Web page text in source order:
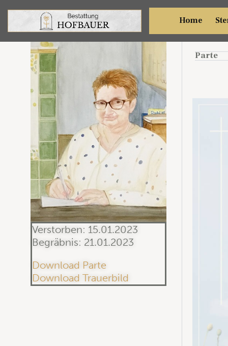
Home
Verstorben: 15.01.2023
Begräbnis: 21.01.2023
Download Parte
Download Trauerbild
Parte